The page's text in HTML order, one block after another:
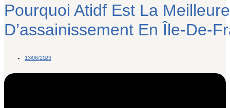
Pourquoi Atidf Est La
D’assainissement En Île-De-
13/06/2023